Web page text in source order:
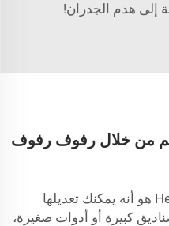
إلى هدم الجدران!
من خلال رفوف رفوف
ما أعجبني في رفوف التخزين Heda هو أنه يمكنك تعديلها
كبيرة أو أدوات صغيرة،